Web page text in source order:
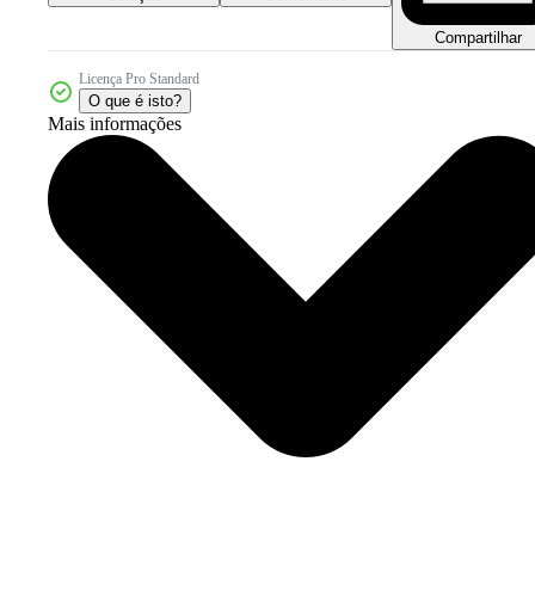
Compartilhar
Licença Pro Standard
O que é isto?
Mais informações